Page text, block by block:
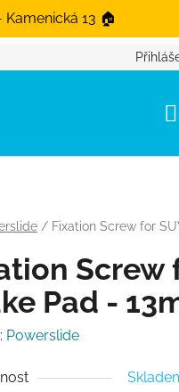
13 🏠
/ Fixation Screw for
Screw
Pad -
Powerslide